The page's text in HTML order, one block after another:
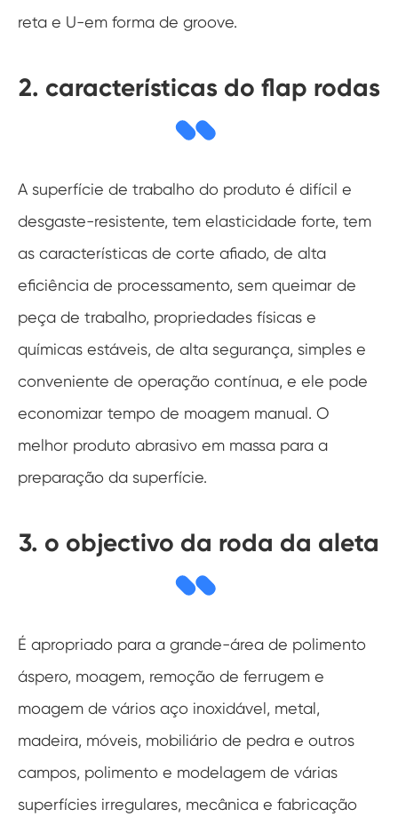
reta e U-em forma de groove.
2. características do flap rodas
A superfície de trabalho do produto é difícil e
desgaste-resistente, tem elasticidade forte, tem
as características de corte afiado, de alta
eficiência de processamento, sem queimar de
peça de trabalho, propriedades físicas e
químicas estáveis, de alta segurança, simples e
conveniente de operação contínua, e ele pode
economizar tempo de moagem manual. O
melhor produto abrasivo em massa para a
preparação da superfície.
3. o objectivo da roda da aleta
É apropriado para a grande-área de polimento
áspero, moagem, remoção de ferrugem e
moagem de vários aço inoxidável, metal,
madeira, móveis, mobiliário de pedra e outros
campos, polimento e modelagem de várias
superfícies irregulares, mecânica e fabricação